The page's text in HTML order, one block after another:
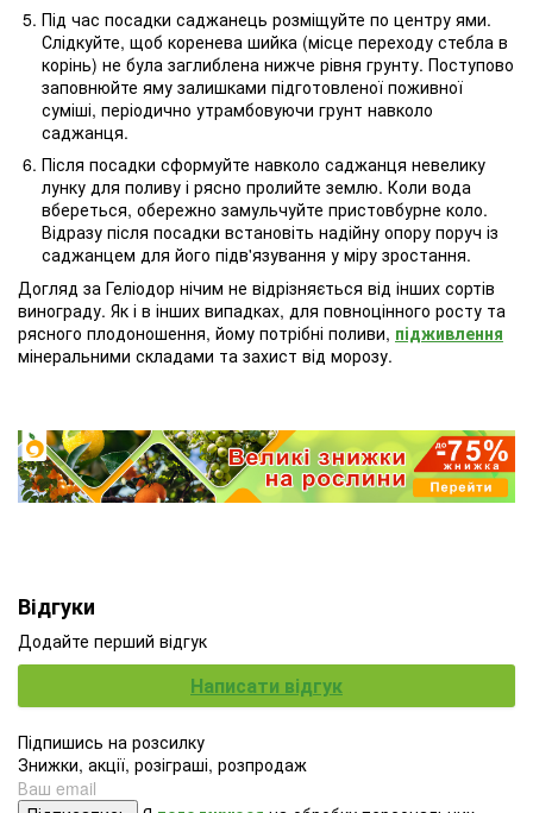
Під час посадки саджанець розміщуйте по центру ями.
Слідкуйте, щоб коренева шийка (місце переходу стебла в
корінь) не була заглиблена нижче рівня грунту. Поступово
заповнюйте яму залишками підготовленої поживної
суміші, періодично утрамбовуючи грунт навколо
саджанця.
Після посадки сформуйте навколо саджанця невелику
лунку для поливу і рясно пролийте землю. Коли вода
вбереться, обережно замульчуйте пристовбурне коло.
Відразу після посадки встановіть надійну опору поруч із
саджанцем для його підв'язування у міру зростання.
Догляд за Геліодор нічим не відрізняється від інших сортів
винограду. Як і в інших випадках, для повноцінного росту та
рясного плодоношення, йому потрібні поливи, підживлення
мінеральними складами та захист від морозу.
Відгуки
Додайте перший відгук
Написати відгук
Підпишись на розсилку
Знижки, акції, розіграші, розпродаж